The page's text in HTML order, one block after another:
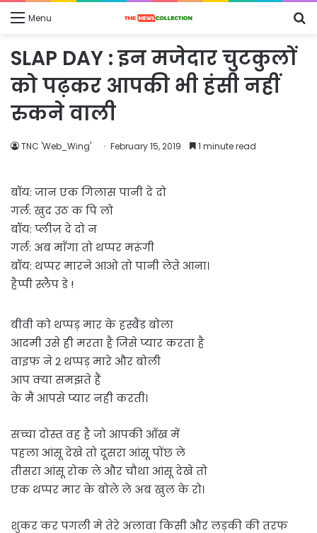
Menu
SLAP DAY : इन मजेदार चुटकुलों
को पढ़कर आपकी भी हंसी नहीं
रुकने वाली
TNC 'Web_Wing' February 15, 2019 1 minute read
बॉय: जान एक गिलास पानी दे दो
गर्ल: खुद उठ क पि लो
बॉय: प्लीज़ दे दो न
गर्ल: अब माँगा तो थप्पर मरूंगी
बॉय: थप्पर मारने आओ तो पानी लेते आना।
हैप्पी स्लैप डे !
बीवी को थप्पड़ मार के हस्बैंड बोला
आदमी उसे ही मरता है जिसे प्यार करता है
वाइफ ने 2 थप्पड़ मारे और बोली
आप क्या समझते हैं
के मैं आपसे प्यार नही करती।
सच्चा दोस्त वह है जो आपकी आँख में
पहला आंसू देखे तो दूसरा आंसू पोंछ ले
तीसरा आंसू रोक ले और चौथा आंसू देखे तो
एक थप्पर मार के बोले ले अब खुल के रो।
शुकर कर ‎पगली‬ मे तेरे अलावा किसी और लड़की की तरफ